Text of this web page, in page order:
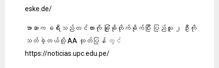
eske.de/
အာဆာက ခရီးသည်တင်ကားကို ခြုံခိုတိုက်ခိုက်ပြီး ပြည်သူ ၂ ဦးကို
သတ်ခဲ့တယ်လို့ AA ထုတ်ပြန် တွင်
https://noticias.upc.edu.pe/